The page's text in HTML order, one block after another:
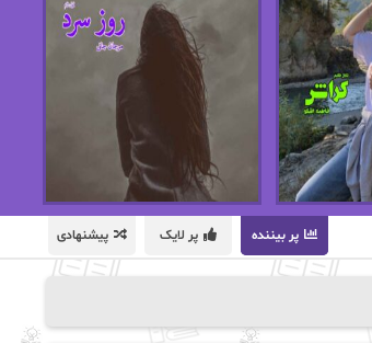
پر بیننده پر لایک پیشنهادی